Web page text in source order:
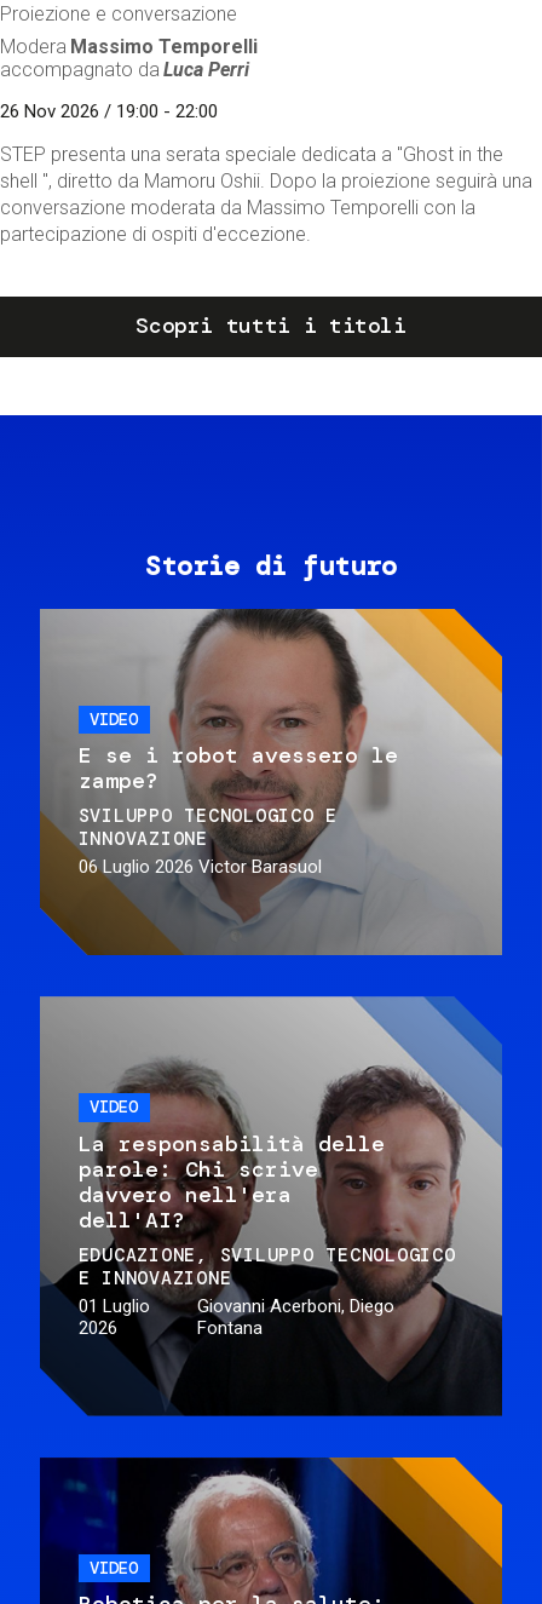
Proiezione e conversazione
Modera Massimo Temporelli
accompagnato da Luca Perri
26 Nov 2026 / 19:00 - 22:00
STEP presenta una serata speciale dedicata a "Ghost in the
shell ", diretto da Mamoru Oshii. Dopo la proiezione seguirà una
conversazione moderata da Massimo Temporelli con la
partecipazione di ospiti d'eccezione.
Scopri tutti i titoli
Storie di futuro
VIDEO
E se i robot avessero le
zampe?
SVILUPPO TECNOLOGICO E
INNOVAZIONE
06 Luglio 2026 Victor Barasuol
VIDEO
La responsabilità delle
parole: Chi scrive
davvero nell'era
dell'AI?
EDUCAZIONE
SVILUPPO TECNOLOGICO
E INNOVAZIONE
01 Luglio
2026
Giovanni Acerboni, Diego
Fontana
VIDEO